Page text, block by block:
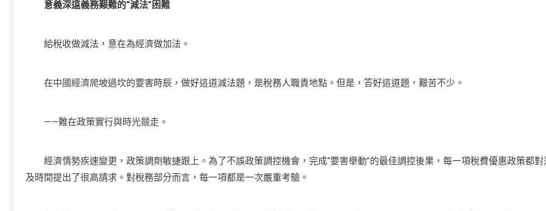
意義深遠義務艱難的“減法”困難
給稅收做減法，意在為經濟做加法。
在中國經濟爬坡過坎的要害時辰，做好這道減法題，是稅務人職責地點。但是，答好這道題，艱苦不少。
——難在政策實行與時光競走。
經濟情勢疾速變更，政策調劑敏捷跟上。為了不誤政策調控機會，完成“要害舉動”的最佳調控後果，每一項稅費優惠政策都對
及時間提出了很高請求。對稅務部分而言，每一項都是一次嚴重考驗。